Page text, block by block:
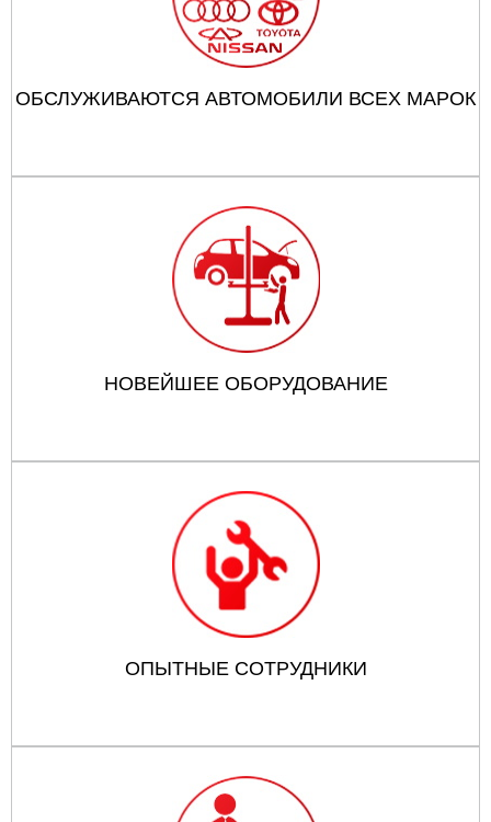
ОБСЛУЖИВАЮТСЯ АВТОМОБИЛИ ВСЕХ МАРОК
НОВЕЙШЕЕ ОБОРУДОВАНИЕ
ОПЫТНЫЕ СОТРУДНИКИ